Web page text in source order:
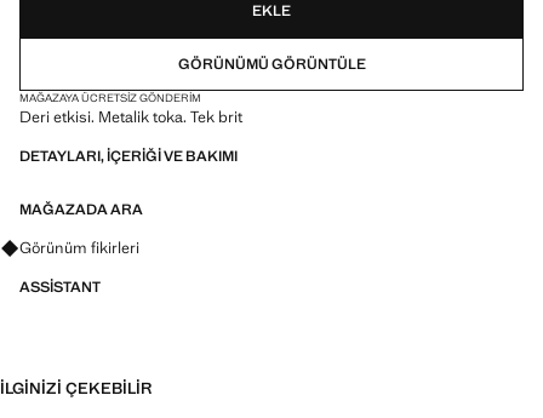
EKLE
GÖRÜNÜMÜ GÖRÜNTÜLE
MAĞAZAYA ÜCRETSIZ GÖNDERIM
Deri etkisi. Metalik toka. Tek brit
DETAYLARI, IÇERIĞI VE BAKIMI
MAĞAZADA ARA
Görünümler, ürünler ve trendler hakkında sorular sorun
Görünüm fikirleri
ASSISTANT
İLGINIZI ÇEKEBILIR